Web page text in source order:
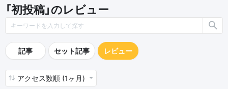
「初投稿」のレビュー
記事 セット記事 レビュー
アクセス数順 (1ヶ月)